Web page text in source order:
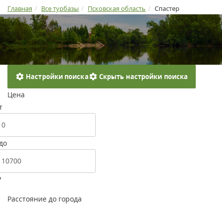
Главная Все турбазы Псковская область Спастер
Настройки поиска Скрыть настройки поиска
Цена
Расстояние до города